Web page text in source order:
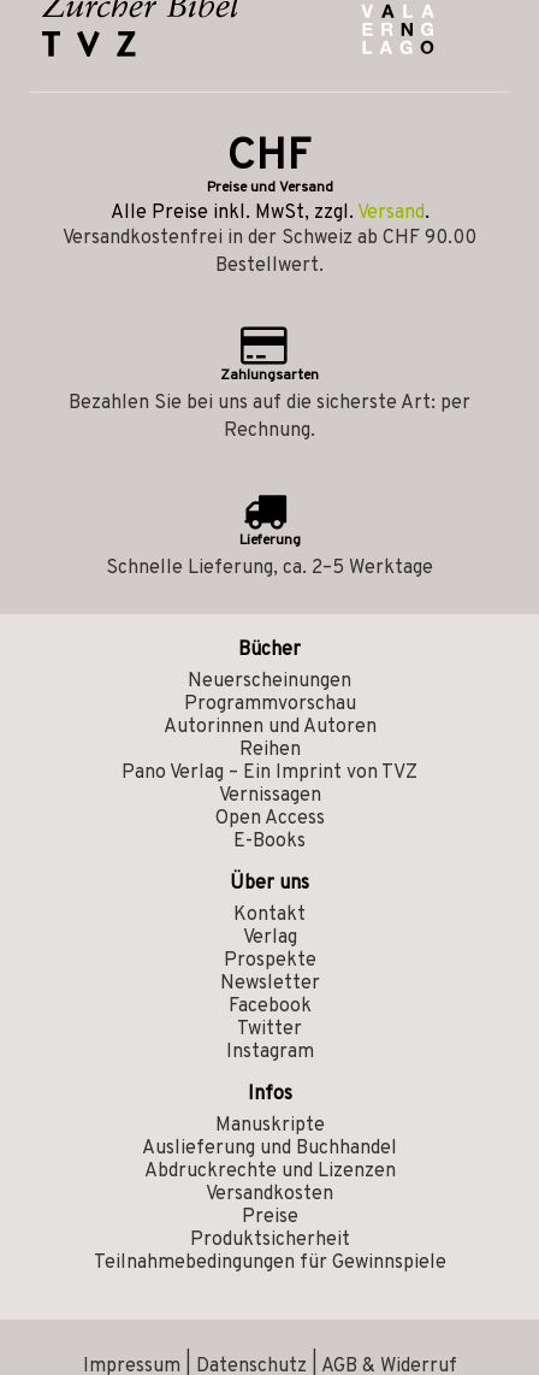
CHF
Preise und Versand
Alle Preise inkl. MwSt, zzgl. Versand.
Versandkostenfrei in der Schweiz ab CHF 90.00
Bestellwert.
Zahlungsarten
Bezahlen Sie bei uns auf die sicherste Art: per
Rechnung.
Lieferung
Schnelle Lieferung, ca. 2–5 Werktage
Bücher
Neuerscheinungen
Programmvorschau
Autorinnen und Autoren
Reihen
Pano Verlag – Ein Imprint von TVZ
Vernissagen
Open Access
E-Books
Über uns
Kontakt
Verlag
Prospekte
Newsletter
Facebook
Twitter
Instagram
Infos
Manuskripte
Auslieferung und Buchhandel
Abdruckrechte und Lizenzen
Versandkosten
Preise
Produktsicherheit
Teilnahmebedingungen für Gewinnspiele
Impressum Datenschutz AGB & Widerruf